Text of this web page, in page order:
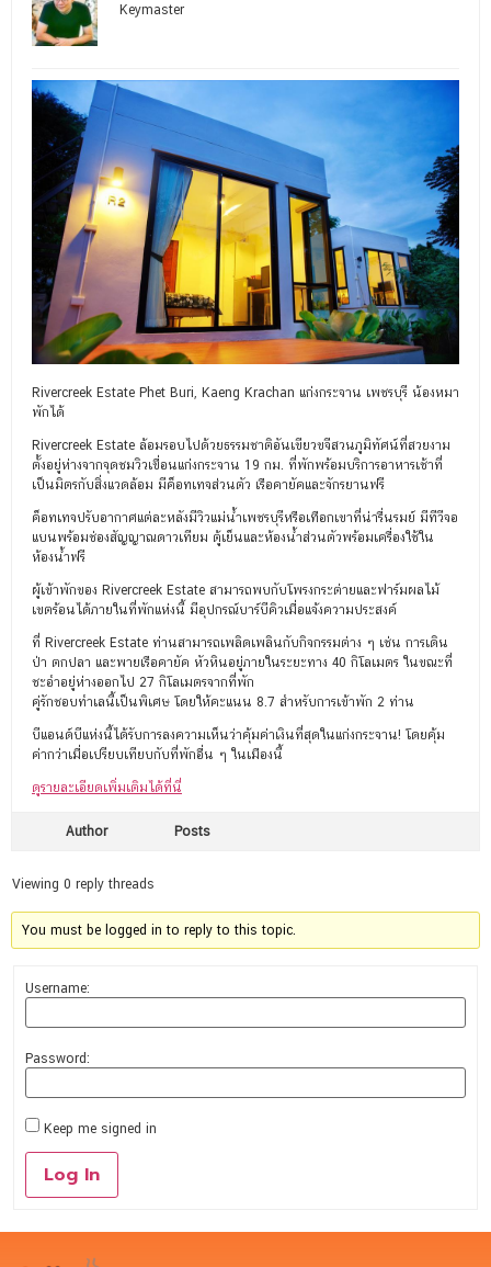
Keymaster
Rivercreek Estate Phet Buri, Kaeng Krachan แก่งกระจาน เพชรบุรี น้องหมา
พักได้
Rivercreek Estate ล้อมรอบไปด้วยธรรมชาติอันเขียวขจีสวนภูมิทัศน์ที่สวยงาม
ตั้งอยู่ห่างจากจุดชมวิวเขื่อนแก่งกระจาน 19 กม. ที่พักพร้อมบริการอาหารเช้าที่
เป็นมิตรกับสิ่งแวดล้อม มีค็อทเทจส่วนตัว เรือคายัคและจักรยานฟรี
ค็อทเทจปรับอากาศแต่ละหลังมีวิวแม่น้ำเพชรบุรีหรือเทือกเขาที่น่ารื่นรมย์ มีทีวีจอ
แบนพร้อมช่องสัญญาณดาวเทียม ตู้เย็นและห้องน้ำส่วนตัวพร้อมเครื่องใช้ใน
ห้องน้ำฟรี
ผู้เข้าพักของ Rivercreek Estate สามารถพบกับโพรงกระต่ายและฟาร์มผลไม้
เขตร้อนได้ภายในที่พักแห่งนี้ มีอุปกรณ์บาร์บีคิวเมื่อแจ้งความประสงค์
ที่ Rivercreek Estate ท่านสามารถเพลิดเพลินกับกิจกรรมต่าง ๆ เช่น การเดิน
ป่า ตกปลา และพายเรือคายัค หัวหินอยู่ภายในระยะทาง 40 กิโลเมตร ในขณะที่
ชะอำอยู่ห่างออกไป 27 กิโลเมตรจากที่พัก
คู่รักชอบทำเลนี้เป็นพิเศษ โดยให้คะแนน 8.7 สำหรับการเข้าพัก 2 ท่าน
บีแอนด์บีแห่งนี้ได้รับการลงความเห็นว่าคุ้มค่าเงินที่สุดในแก่งกระจาน! โดยคุ้ม
ค่ากว่าเมื่อเปรียบเทียบกับที่พักอื่น ๆ ในเมืองนี้
ดูรายละเอียดเพิ่มเติมได้ที่นี่
Author Posts
Viewing 0 reply threads
You must be logged in to reply to this topic.
Username:
Password:
Keep me signed in
Log In